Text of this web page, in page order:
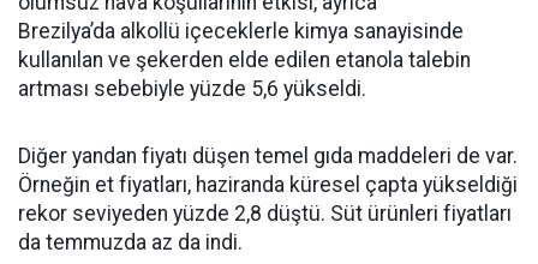
Brezilya’da alkollü içeceklerle kimya sanayisinde
kullanılan ve şekerden elde edilen etanola talebin
artması sebebiyle yüzde 5,6 yükseldi.
Diğer yandan fiyatı düşen temel gıda maddeleri de var.
Örneğin et fiyatları, haziranda küresel çapta yükseldiği
rekor seviyeden yüzde 2,8 düştü. Süt ürünleri fiyatları
da temmuzda az da indi.